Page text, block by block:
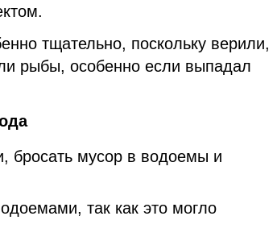
тщательно, поскольку верили,
рыбы, особенно если выпадал
бросать мусор в водоемы и
так как это могло